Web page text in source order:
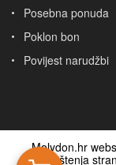
Molydon.hr
korištenja
Posebna ponuda
Poklon bon
Povijest narudžbi